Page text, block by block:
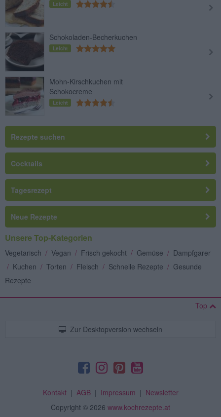
Leicht
Schokoladen-Becherkuchen
Leicht
Mohn-Kirschkuchen mit
Schokocreme
Leicht
Rezepte suchen
Cocktails
Tagesrezept
Neue Rezepte
Unsere Top-Kategorien
Vegetarisch / Vegan / Frisch gekocht / Gemüse / Dampfgarer
/ Kuchen / Torten / Fleisch / Schnelle Rezepte / Gesunde
Rezepte
Top
Zur Desktopversion wechseln
Kontakt| AGB| Impressum | Newsletter
Copyright © 2026 www.kochrezepte.at